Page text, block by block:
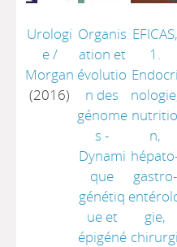
Urologi
e/
Morgan
(2016)
Organis
ation et
évolutio
n des
génome
s -
Dynami
que
génétiq
ue et
épigéné
EFICAS,
1.
Endocri
nutritio
n,
gastro-
gie,
chirurgi